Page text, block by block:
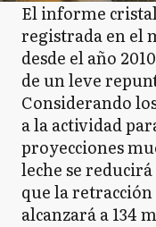
El informe
registrada en el
desde el año
de un leve
Considerando
a la actividad
proyecciones
leche se
que la
alcanzará a 134